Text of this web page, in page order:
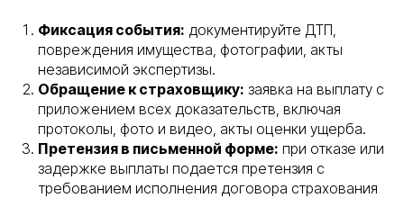
Фиксация события: документируйте ДТП,
повреждения имущества, фотографии, акты
независимой экспертизы.
Обращение к страховщику: заявка на выплату с
приложением всех доказательств, включая
протоколы, фото и видео, акты оценки ущерба.
Претензия в письменной форме: при отказе или
задержке выплаты подается претензия с
требованием исполнения договора страхования